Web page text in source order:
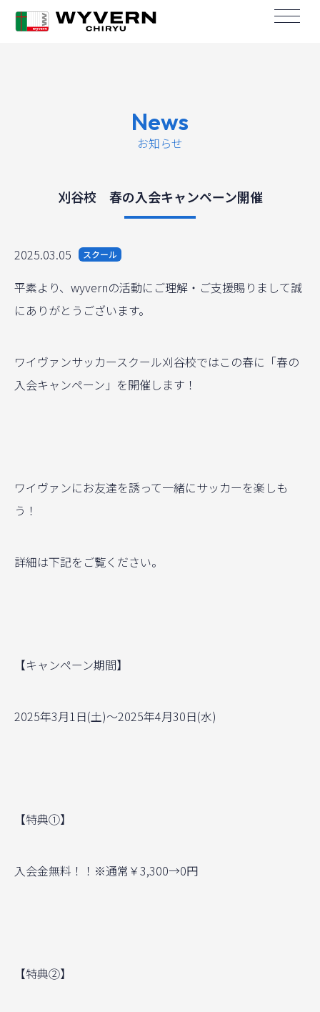
News
お知らせ
刈谷校 春の入会キャンペーン開催
2025.03.05 スクール
平素より、wyvernの活動にご理解・ご支援賜りまして誠
にありがとうございます。
ワイヴァンサッカースクール刈谷校ではこの春に「春の
入会キャンペーン」を開催します！
ワイヴァンにお友達を誘って一緒にサッカーを楽しも
う！
詳細は下記をご覧ください。
【キャンペーン期間】
2025年3月1日(土)〜2025年4月30日(水)
【特典①】
入会金無料！！※通常￥3,300→0円
【特典②】